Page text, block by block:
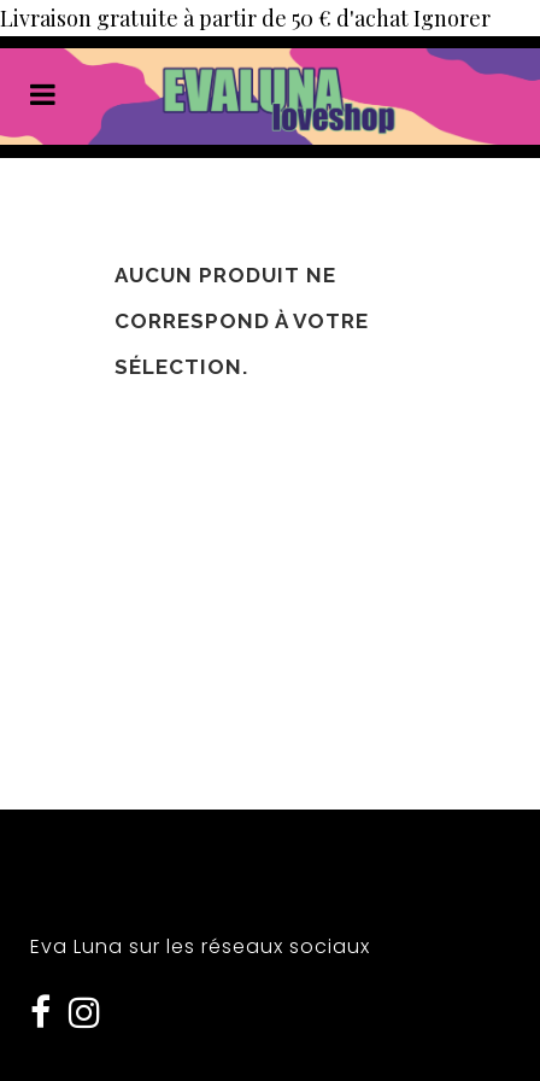
Livraison gratuite à partir de 50 € d'achatIgnorer
AUCUN PRODUIT NE
CORRESPOND À VOTRE
SÉLECTION.
Eva Luna sur les réseaux sociaux